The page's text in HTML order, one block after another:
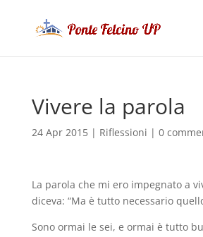
Vivere la parola
24 Apr 2015| Riflessioni | 0
La parola che mi ero impegnato a
diceva: “Ma è tutto necessario
Sono ormai le sei, e ormai è tutto